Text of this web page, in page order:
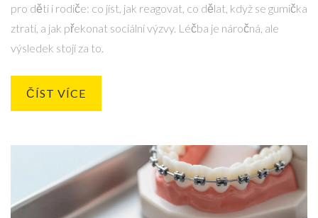
pro děti i rodiče: co jíst, jak reagovat, co dělat, když se gumička
ztratí, a jak překonat sociální výzvy. Léčba je náročná, ale
výsledek stojí za to.
ČÍST VÍCE